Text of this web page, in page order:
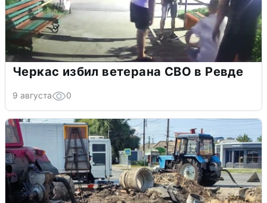
Черкас избил ветерана СВО в Ревде
9 августа 0